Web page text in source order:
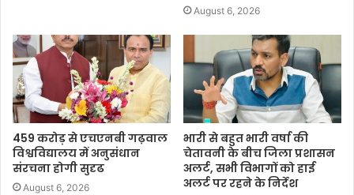
August 6, 2026
459 करोड़ से एचएनबी गढ़वाल
विश्वविद्यालय में अनुसंधान
संरचना होगी सुदृढ
August 6, 2026
भारी से बहुत भारी वर्षा की
चेतावनी के बीच जिला प्रशासन
अलर्ट, सभी विभागों को हाई
अलर्ट पर रहने के निर्देश